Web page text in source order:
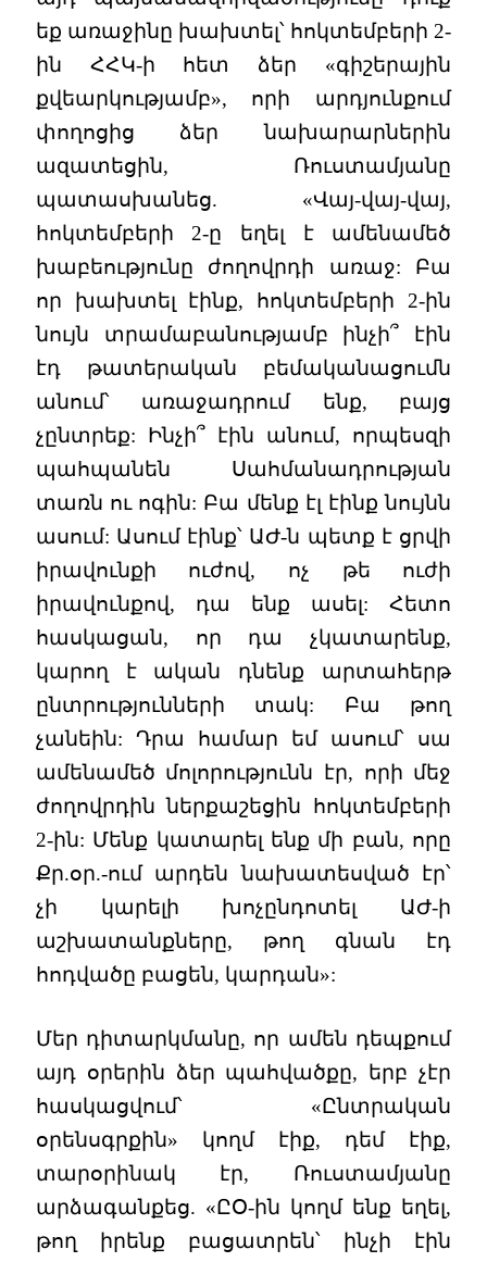
եք առաջինը խախտել՝ հոկտեմբերի 2-
ին ՀՀԿ-ի հետ ձեր «գիշերային
քվեարկությամբ», որի արդյունքում
փողոցից ձեր նախարարներին
ազատեցին, Ռուստամյանը
պատասխանեց. «Վայ-վայ-վայ,
հոկտեմբերի 2-ը եղել է ամենամեծ
խաբեությունը ժողովրդի առաջ: Բա
որ խախտել էինք, հոկտեմբերի 2-ին
նույն տրամաբանությամբ ինչի՞ էին
էդ թատերական բեմականացումն
անում՝ առաջադրում ենք, բայց
չընտրեք: Ինչի՞ էին անում, որպեսզի
պահպանեն Սահմանադրության
տառն ու ոգին: Բա մենք էլ էինք նույնն
ասում: Ասում էինք՝ ԱԺ-ն պետք է ցրվի
իրավունքի ուժով, ոչ թե ուժի
իրավունքով, դա ենք ասել: Հետո
հասկացան, որ դա չկատարենք,
կարող է ական դնենք արտահերթ
ընտրությունների տակ: Բա թող
չանեին: Դրա համար եմ ասում՝ սա
ամենամեծ մոլորությունն էր, որի մեջ
ժողովրդին ներքաշեցին հոկտեմբերի
2-ին: Մենք կատարել ենք մի բան, որը
Քր.օր.-ում արդեն նախատեսված էր՝
չի կարելի խոչընդոտել ԱԺ-ի
աշխատանքները, թող գնան էդ
հոդվածը բացեն, կարդան»:
Մեր դիտարկմանը, որ ամեն դեպքում
այդ օրերին ձեր պահվածքը, երբ չէր
հասկացվում՝ «Ընտրական
օրենսգրքին» կողմ էիք, դեմ էիք,
տարօրինակ էր, Ռուստամյանը
արձագանքեց. «ԸՕ-ին կողմ ենք եղել,
թող իրենք բացատրեն՝ ինչի էին